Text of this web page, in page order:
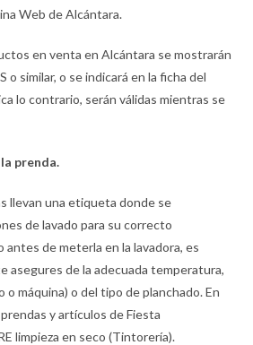
Web de Alcántara.
en venta en Alcántara se mostrarán
o similar, o se indicará en la ficha del
lo contrario, serán válidas mientras se
prenda.
llevan una etiqueta donde se
de lavado para su correcto
de meterla en la lavadora, es
asegures de la adecuada temperatura,
o máquina) o del tipo de planchado. En
y artículos de Fiesta
limpieza en seco (Tintorería).